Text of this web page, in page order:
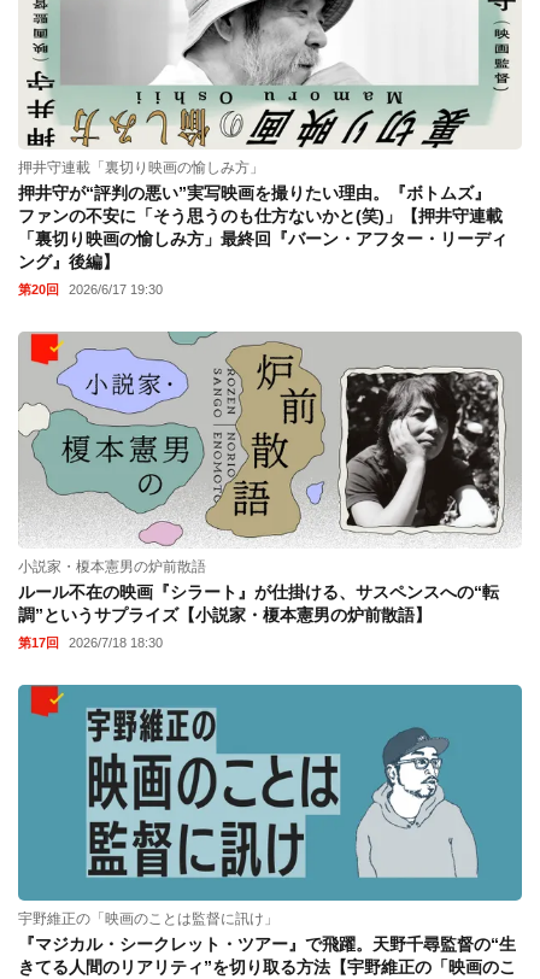
押井守連載「裏切り映画の愉しみ方」
押井守が“評判の悪い”実写映画を撮りたい理由。『ボトムズ』
ファンの不安に「そう思うのも仕方ないかと(笑)」【押井守連載
「裏切り映画の愉しみ方」最終回『バーン・アフター・リーディ
ング』後編】
第20回 2026/6/17 19:30
小説家・榎本憲男の炉前散語
ルール不在の映画『シラート』が仕掛ける、サスペンスへの“転
調”というサプライズ【小説家・榎本憲男の炉前散語】
第17回 2026/7/18 18:30
宇野維正の「映画のことは監督に訊け」
『マジカル・シークレット・ツアー』で飛躍。天野千尋監督の“生
きてる人間のリアリティ”を切り取る方法【宇野維正の「映画のこ